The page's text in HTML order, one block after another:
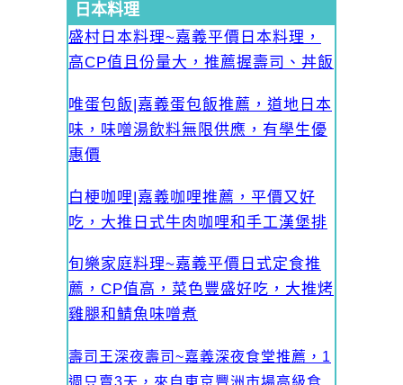
日本料理
盛村日本料理~嘉義平價日本料理，
高CP值且份量大，推薦握壽司、丼飯
唯蛋包飯|嘉義蛋包飯推薦，道地日本
味，味噌湯飲料無限供應，有學生優
惠價
白梗咖哩|嘉義咖哩推薦，平價又好
吃，大推日式牛肉咖哩和手工漢堡排
旬樂家庭料理~嘉義平價日式定食推
薦，CP值高，菜色豐盛好吃，大推烤
雞腿和鯖魚味噌煮
壽司王深夜壽司~嘉義深夜食堂推薦，1